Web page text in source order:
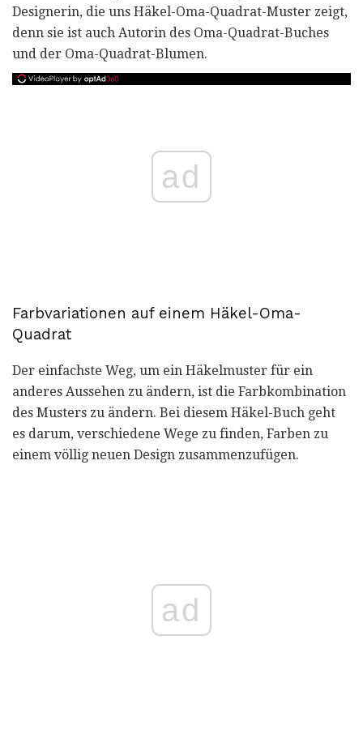
Designerin, die uns Häkel-Oma-Quadrat-Muster zeigt,
denn sie ist auch Autorin des Oma-Quadrat-Buches
und der Oma-Quadrat-Blumen.
ad
Farbvariationen auf einem Häkel-Oma-
Quadrat
Der einfachste Weg, um ein Häkelmuster für ein
anderes Aussehen zu ändern, ist die Farbkombination
des Musters zu ändern. Bei diesem Häkel-Buch geht
es darum, verschiedene Wege zu finden, Farben zu
einem völlig neuen Design zusammenzufügen.
ad